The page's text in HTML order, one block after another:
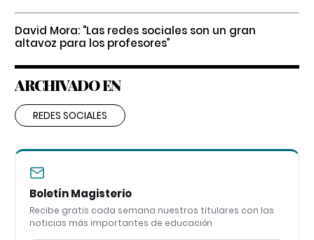
David Mora: “Las redes sociales son un gran
altavoz para los profesores”
ARCHIVADO EN
REDES SOCIALES
Boletín Magisterio
Recibe gratis cada semana nuestros titulares con las
noticias más importantes de educación